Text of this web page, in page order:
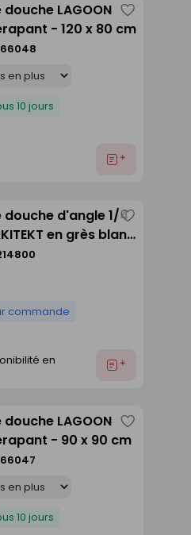
LAGOON
- 120 x 80 cm
10 jours
Ajouter
comme
douche d'angle 1/4
en grès blanc
commande
en
Ajouter
comme
LAGOON
- 90 x 90 cm
10 jours
comme